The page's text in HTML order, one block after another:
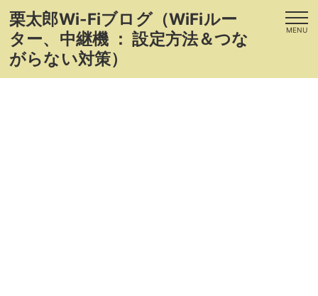
栗太郎Wi-Fiブログ（WiFiルー
ター、中継機 ： 設定方法＆つな
がらない対策）
MENU